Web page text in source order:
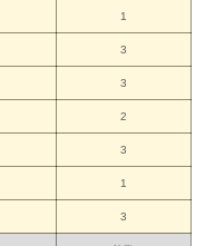
1
3
3
2
3
1
3